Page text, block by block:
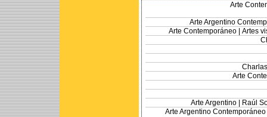
Arte
Arte Argentino
Arte Contemporáneo | Artes
Arte
Arte Argentino |
Raúl
Arte Argentino